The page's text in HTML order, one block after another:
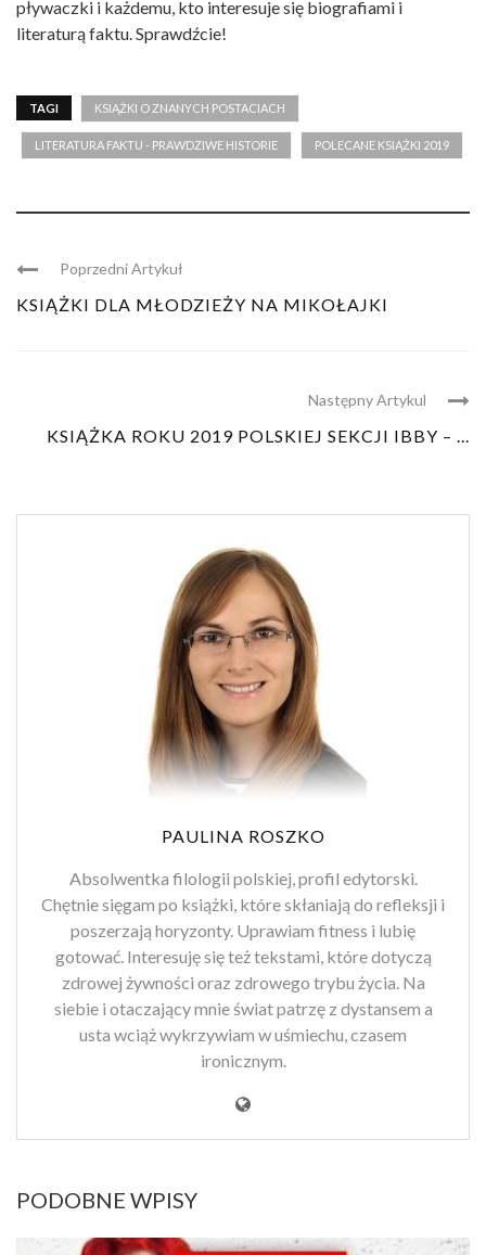
pływaczki i każdemu, kto interesuje się biografiami i
literaturą faktu. Sprawdźcie!
TAGI KSIĄŻKI O ZNANYCH POSTACIACH
LITERATURA FAKTU - PRAWDZIWE HISTORIE POLECANE KSIĄŻKI 2019
Poprzedni Artykuł
KSIĄŻKI DLA MŁODZIEŻY NA MIKOŁAJKI
Następny Artykul
KSIĄŻKA ROKU 2019 POLSKIEJ SEKCJI IBBY – ...
PAULINA ROSZKO
Absolwentka filologii polskiej, profil edytorski.
Chętnie sięgam po książki, które skłaniają do refleksji i
poszerzają horyzonty. Uprawiam fitness i lubię
gotować. Interesuję się też tekstami, które dotyczą
zdrowej żywności oraz zdrowego trybu życia. Na
siebie i otaczający mnie świat patrzę z dystansem a
usta wciąż wykrzywiam w uśmiechu, czasem
ironicznym.
PODOBNE WPISY